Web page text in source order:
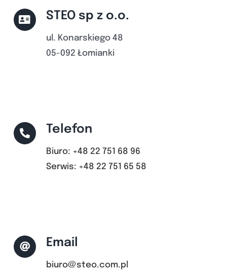
STEO sp z o.o.
ul. Konarskiego 48
05-092 Łomianki
Telefon
Biuro: +48 22 751 68 96
Serwis: +48 22 751 65 58
Email
biuro@steo.com.pl